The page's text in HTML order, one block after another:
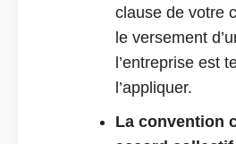
clause de votre
le versement
l’entreprise est
l’appliquer.
La convention